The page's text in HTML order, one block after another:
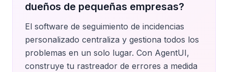
dueños de pequeñas empresas?
El software de seguimiento de incidencias
personalizado centraliza y gestiona todos los
problemas en un solo lugar. Con AgentUI,
construye tu rastreador de errores a medida